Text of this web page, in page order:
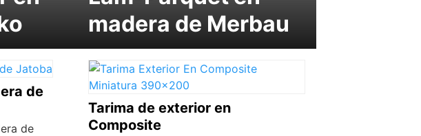
madera de Merbau
de
de
Tarima de exterior en
Composite